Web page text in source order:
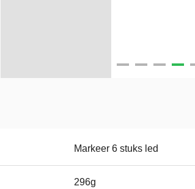
Markeer 6 stuks led
296g